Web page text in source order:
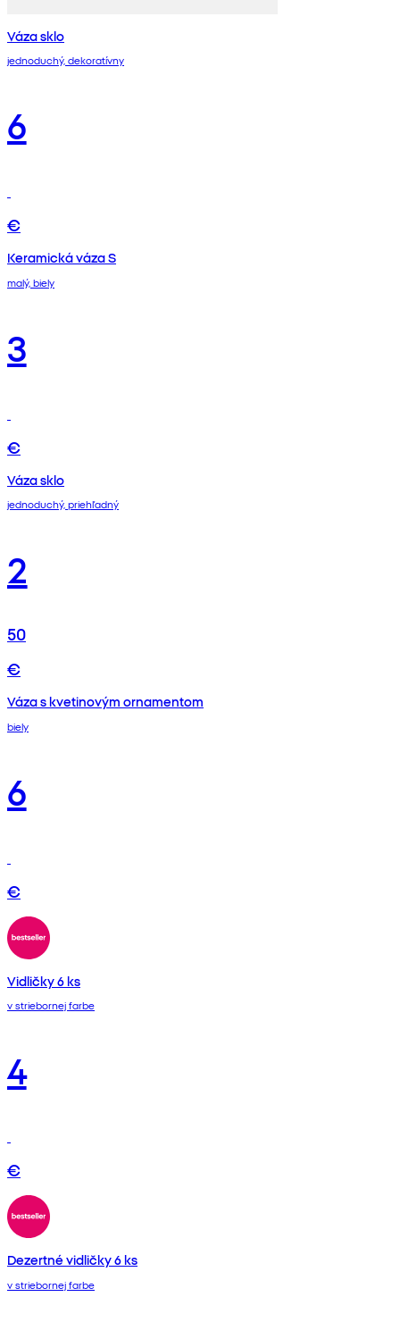
Váza sklo
jednoduchý, dekoratívny
6
€
Keramická váza S
malý, biely
3
€
Váza sklo
jednoduchý, priehľadný
2
50
€
Váza s kvetinovým ornamentom
biely
6
€
Vidličky 6 ks
v striebornej farbe
4
€
Dezertné vidličky 6 ks
v striebornej farbe